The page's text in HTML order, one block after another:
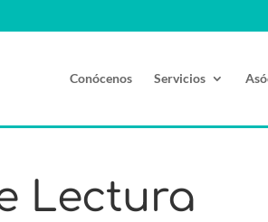
Conócenos Servicios
Lectura